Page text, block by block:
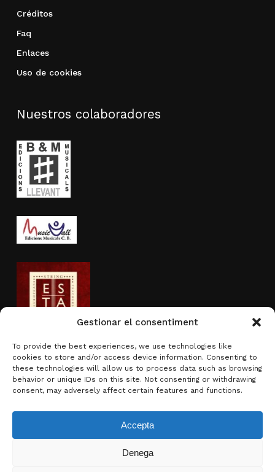
Gestionar el consentiment
To provide the best experiences, we use technologies like
cookies to store and/or access device information. Consenting to
these technologies will allow us to process data such as browsing
behavior or unique IDs on this site. Not consenting or withdrawing
consent, may adversely affect certain features and functions.
Accepta
Denega
Créditos
Faq
Enlaces
Uso de cookies
Nuestros colaboradores
Actividad subvencionada por